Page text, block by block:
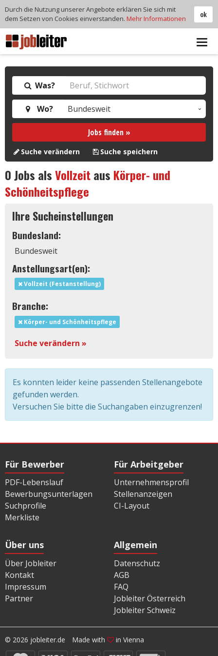
Was?
Wo?
Jobs finden »
Suche verändern Suche speichern
0Jobs alsVollzeitaus Körper- und
Schönheitspflege
Ihre Sucheinstellungen
Bundesland:
Bundesweit
Anstellungsart(en):
Vollzeit (Festanstellung)
Branche:
Körper- und Schönheitspflege
Suche verändern »
Es konnten leider keine passenden Stellenangebote
gefunden werden.
Versuchen Sie bitte die Suchangaben einzugrenzen!
Für Bewerber
PDF-Lebenslauf
Bewerbungsunterlagen
Suchprofile
Merkliste
Für Arbeitgeber
Unternehmensprofil
Stellenanzeigen
CI-Layout
Über uns
Über Jobleiter
Kontakt
Impressum
Partner
Allgemein
Datenschutz
AGB
FAQ
Jobleiter Österreich
Jobleiter Schweiz
© 2026 jobleiter.de Made with in Vienna
ok
Durch die Nutzung unserer Angebote erklären Sie sich mit
dem Setzen von Cookies einverstanden. Mehr Informationen